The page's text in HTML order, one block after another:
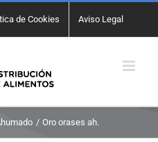
de Cookies Aviso Legal
Oro orases ah.